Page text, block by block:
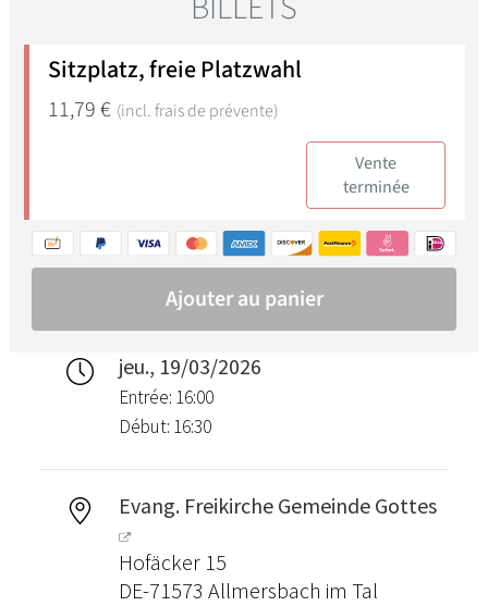
jeu., 19/03/2026
Entrée: 16:00
Début: 16:30
Evang. Freikirche Gemeinde Gottes
Hofäcker 15
DE-71573 Allmersbach im Tal